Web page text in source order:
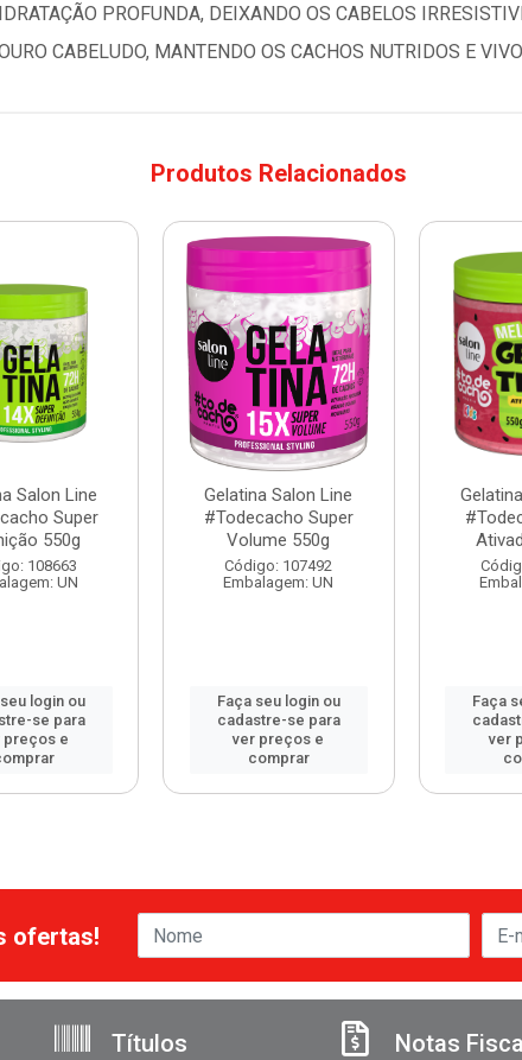
PROFUNDA, DEIXANDO OS CABELOS
CABELUDO, MANTENDO OS CACHOS NUTRIDOS E
Produtos Relacionados
Salon Line
Super
550g
108663
UN
login ou
se para
preços e
Gelatina Salon Line
#Todecacho Super
Volume 550g
Código: 107492
Embalagem: UN
Faça seu login ou
cadastre-se para
ver preços e
comprar
Faça
ver
ofertas!
Títulos Notas